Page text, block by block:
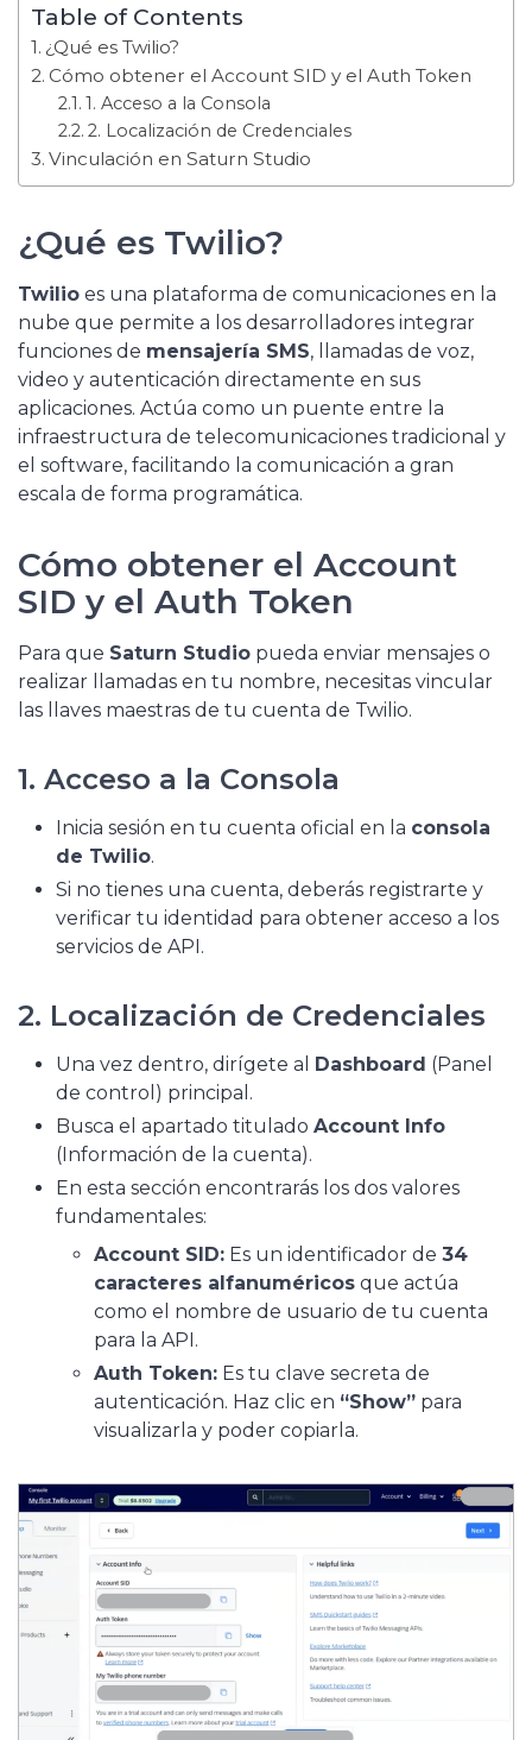
Table of Contents
¿Qué es Twilio?
Cómo obtener el Account SID y el Auth Token
1. Acceso a la Consola
2. Localización de Credenciales
Vinculación en Saturn Studio
¿Qué es Twilio?
Twilio es una plataforma de comunicaciones en la
nube que permite a los desarrolladores integrar
funciones de mensajería SMS, llamadas de voz,
video y autenticación directamente en sus
aplicaciones. Actúa como un puente entre la
infraestructura de telecomunicaciones tradicional y
el software, facilitando la comunicación a gran
escala de forma programática.
Cómo obtener el Account
SID y el Auth Token
Para que Saturn Studio pueda enviar mensajes o
realizar llamadas en tu nombre, necesitas vincular
las llaves maestras de tu cuenta de Twilio.
1. Acceso a la Consola
Inicia sesión en tu cuenta oficial en la consola
de Twilio.
Si no tienes una cuenta, deberás registrarte y
verificar tu identidad para obtener acceso a los
servicios de API.
2. Localización de Credenciales
Una vez dentro, dirígete al Dashboard (Panel
de control) principal.
Busca el apartado titulado Account Info
(Información de la cuenta).
En esta sección encontrarás los dos valores
fundamentales:
Account SID: Es un identificador de 34
caracteres alfanuméricos que actúa
como el nombre de usuario de tu cuenta
para la API.
Auth Token: Es tu clave secreta de
autenticación. Haz clic en “Show” para
visualizarla y poder copiarla.